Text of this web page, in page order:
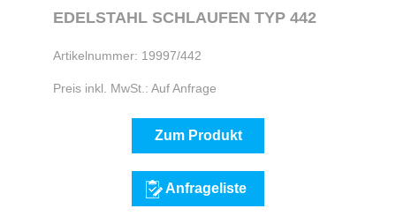
EDELSTAHL SCHLAUFEN TYP 442
Artikelnummer: 19997/442
Preis inkl. MwSt.: Auf Anfrage
Zum Produkt
Anfrageliste